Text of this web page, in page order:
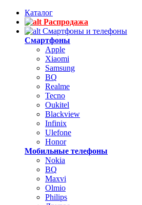
Каталог
Распродажа
Смартфоны и телефоны
Смартфоны
Apple
Xiaomi
Samsung
BQ
Realme
Tecno
Oukitel
Blackview
Infinix
Ulefone
Honor
Мобильные телефоны
Nokia
BQ
Maxvi
Olmio
Philips